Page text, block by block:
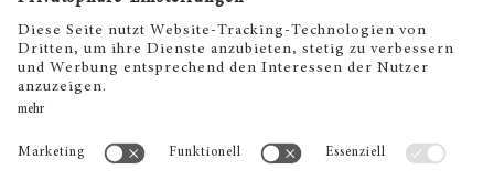
Haftungsausschluss
Cookie Zustimmung